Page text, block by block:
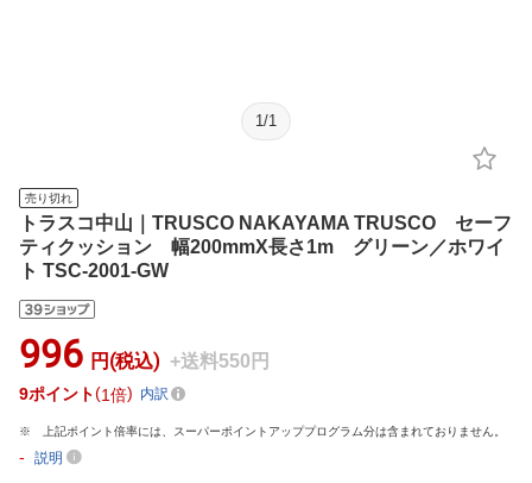
1 /1
売り切れ
トラスコ中山｜TRUSCO NAKAYAMA TRUSCO セーフ
ティクッション 幅200mmX長さ1m グリーン／ホワイ
ト TSC-2001-GW
996 円(税込) +送料550円
9ポイント 1倍 内訳
上記ポイント倍率には、スーパーポイントアッププログラム分は含まれておりません。
- 説明